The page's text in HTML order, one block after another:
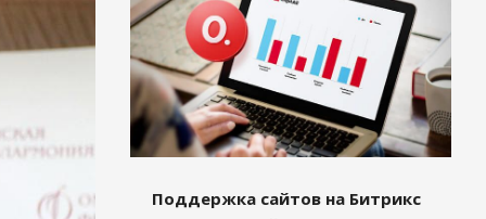
Поддержка сайтов на Битрикс